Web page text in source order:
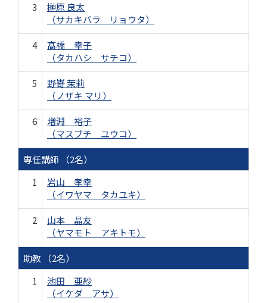
3
榊原 良太
（サカキバラ リョウタ）
4
髙橋 幸子
（タカハシ サチコ）
5
野嵜 茉莉
（ノザキ マリ）
6
増淵 裕子
（マスブチ ユウコ）
専任講師 （2名）
1
岩山 孝幸
（イワヤマ タカユキ）
2
山本 晶友
（ヤマモト アキトモ）
助教 （2名）
1
池田 亜紗
（イケダ アサ）